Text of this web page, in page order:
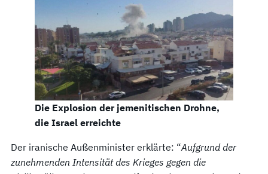
Die Explosion der jemenitischen Drohne,
die Israel erreichte
Der iranische Außenminister erklärte: “Aufgrund der
zunehmenden Intensität des Krieges gegen die